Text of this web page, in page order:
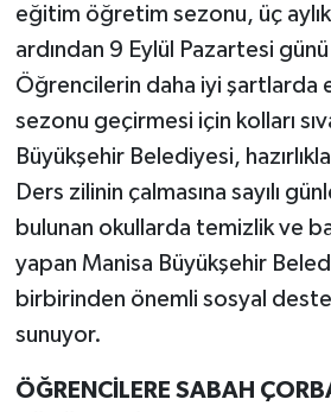
eğitim öğretim sezonu, üç
ardından 9 Eylül Pazartesi günü
Öğrencilerin daha iyi
sezonu geçirmesi için kolları
Büyükşehir Belediyesi,
Ders zilinin çalmasına sayılı
bulunan okullarda temizlik ve
yapan Manisa Büyükşehir
birbirinden önemli sosyal
sunuyor.
ÖĞRENCİLERE SABAH